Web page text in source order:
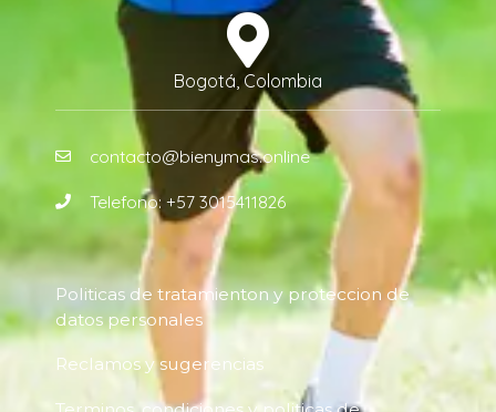
Bogotá, Colombia
contacto@bienymas.online
Telefono: +57 3015411826
Politicas de tratamienton y proteccion de
datos personales
Reclamos y sugerencias